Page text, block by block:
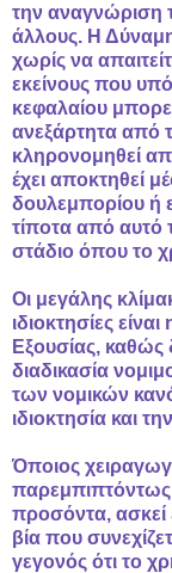
την αναγνώριση
άλλους. Η
χωρίς να
εκείνους που
κεφαλαίου
ανεξάρτητα από
κληρονομηθεί
έχει αποκτηθεί
δουλεμπορίου ή
τίποτα από αυτό
στάδιο όπου το
Οι μεγάλης
ιδιοκτησίες
Εξουσίας, καθώς
διαδικασία
των νομικών
ιδιοκτησία και
Όποιος
παρεμπιπτόντως
προσόντα, ασκεί
βία που
γεγονός ότι το